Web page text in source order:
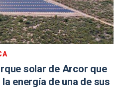
solar de Arcor que
energía de una de sus